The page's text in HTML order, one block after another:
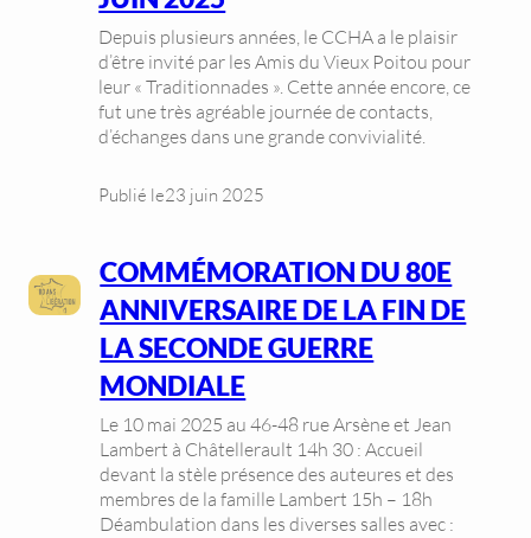
Depuis plusieurs années, le CCHA a le plaisir
d’être invité par les Amis du Vieux Poitou pour
leur « Traditionnades ». Cette année encore, ce
fut une très agréable journée de contacts,
d’échanges dans une grande convivialité.
Publié le23 juin 2025
COMMÉMORATION DU 80E
ANNIVERSAIRE DE LA FIN DE
LA SECONDE GUERRE
MONDIALE
Le 10 mai 2025 au 46-48 rue Arsène et Jean
Lambert à Châtellerault 14h 30 : Accueil
devant la stèle présence des auteures et des
membres de la famille Lambert 15h – 18h
Déambulation dans les diverses salles avec :